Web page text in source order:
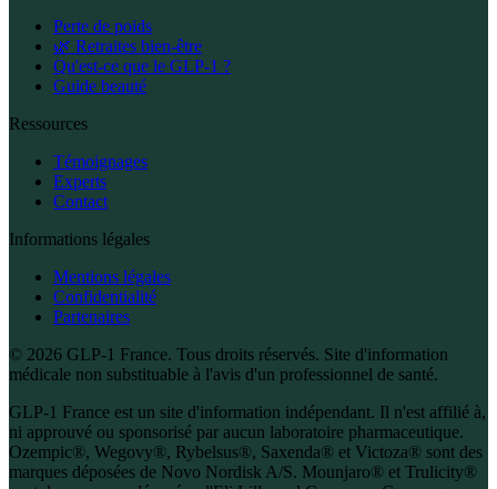
Perte de poids
🌿 Retraites bien-être
Qu'est-ce que le GLP-1 ?
Guide beauté
Ressources
Témoignages
Experts
Contact
Informations légales
Mentions légales
Confidentialité
Partenaires
© 2026 GLP-1 France. Tous droits réservés. Site d'information
médicale non substituable à l'avis d'un professionnel de santé.
GLP-1 France est un site d'information indépendant. Il n'est affilié à,
ni approuvé ou sponsorisé par aucun laboratoire pharmaceutique.
Ozempic®, Wegovy®, Rybelsus®, Saxenda® et Victoza® sont des
marques déposées de Novo Nordisk A/S. Mounjaro® et Trulicity®